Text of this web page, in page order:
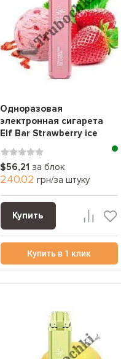
Одноразовая
электронная сигарета
Elf Bar Strawberry ice
cream (клубничное мор...
$56,21 за блок
240.02 грн/за штуку
Купить
Купить в 1 клик